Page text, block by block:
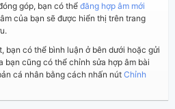
góp, bạn có thể đăng hợp âm mới
của bạn sẽ được hiển thị trên trang
bạn có thể bình luận ở bên dưới hoặc gửi
bạn cũng có thể chỉnh sửa hợp âm bài
cá nhân bằng cách nhấn nút Chỉnh